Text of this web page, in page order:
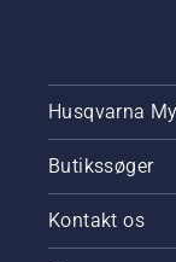
Husqvarna
Butikssøger
Kontakt os